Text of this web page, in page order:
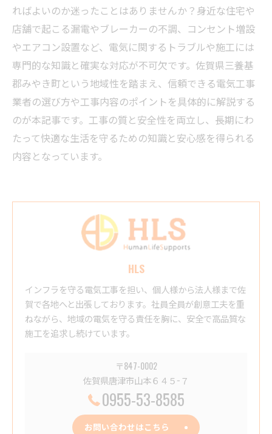
ればよいのか迷ったことはありませんか？身近な住宅や
店舗で起こる漏電やブレーカーの不調、コンセント増設
やエアコン設置など、電気に関するトラブルや施工には
専門的な知識と確実な対応が不可欠です。佐賀県三養基
郡みやき町という地域性を踏まえ、信頼できる電気工事
業者の選び方や工事内容のポイントを具体的に解説する
のが本記事です。工事の質と安全性を両立し、長期にわ
たって快適な生活を守るための知識と安心感を得られる
内容となっています。
HLS
インフラを守る電気工事を担い、個人様から法人様まで佐
賀で各地へと出張しております。社員全員が創意工夫を重
ねながら、地域の電気を守る責任を胸に、安全で高品質な
施工を追求し続けています。
〒847-0002
佐賀県唐津市山本６４５−７
0955-53-8585
お問い合わせはこちら